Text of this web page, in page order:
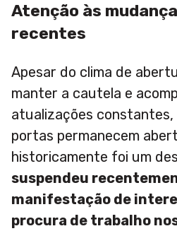
Atenção às
recentes
Apesar do clima de
manter a cautela e
atualizações constantes,
portas permanecem
historicamente foi um
suspendeu
manifestação de
procura de trabalho